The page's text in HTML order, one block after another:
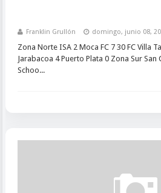
Franklin Grullón domingo, junio 08,
Zona Norte ISA 2 Moca FC 7 30 FC Villa
Jarabacoa 4 Puerto Plata 0 Zona Sur
Schoo...